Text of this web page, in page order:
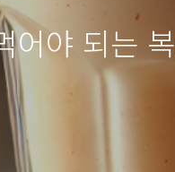
어야 되는